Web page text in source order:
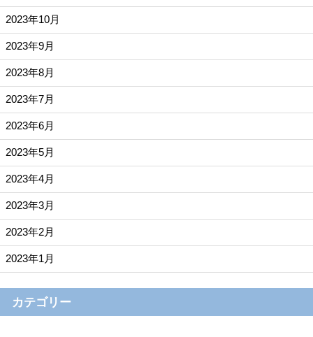
2023年10月
2023年9月
2023年8月
2023年7月
2023年6月
2023年5月
2023年4月
2023年3月
2023年2月
2023年1月
カテゴリー